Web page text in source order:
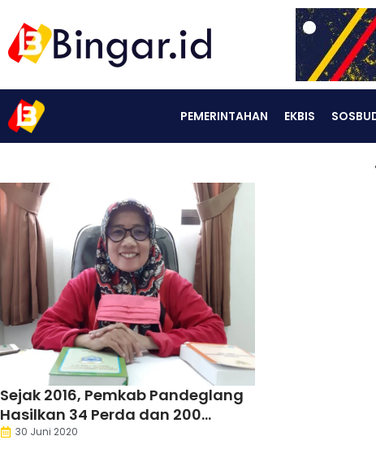
PEMERINTAHAN EKBIS
Sejak 2016, Pemkab Pandeglang
Hasilkan 34 Perda dan 200
Perbup
30 Juni 2020